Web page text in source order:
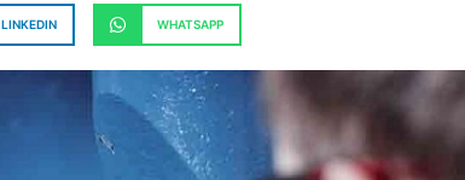
LINKEDIN WHATSAPP